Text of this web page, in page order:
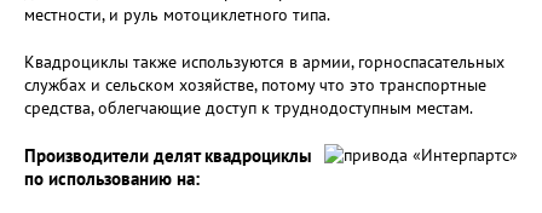
местности, и руль мотоциклетного типа.
Квадроциклы также используются в армии, горноспасательных
службах и сельском хозяйстве, потому что это транспортные
средства, облегчающие доступ к труднодоступным местам.
Производители делят квадроциклы
по использованию на: